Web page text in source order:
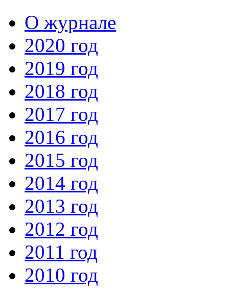
О журнале
2020 год
2019 год
2018 год
2017 год
2016 год
2015 год
2014 год
2013 год
2012 год
2011 год
2010 год